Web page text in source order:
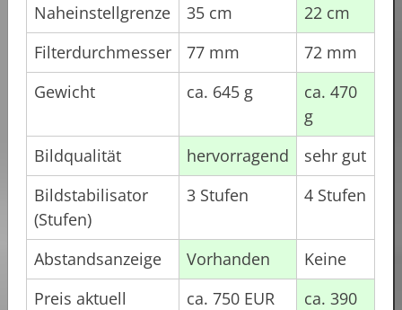
Naheinstellgrenze
35 cm
22 cm
Filterdurchmesser
77 mm
72 mm
Gewicht
ca. 645 g
ca. 470
g
Bildqualität
hervorragend
sehr gut
Bildstabilisator
(Stufen)
3 Stufen 4 Stufen
Abstandsanzeige Vorhanden
Keine
Preis aktuell
ca. 750 EUR ca. 390